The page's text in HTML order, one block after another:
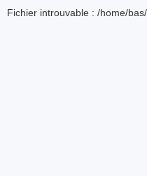
Fichier introuvable : /home/